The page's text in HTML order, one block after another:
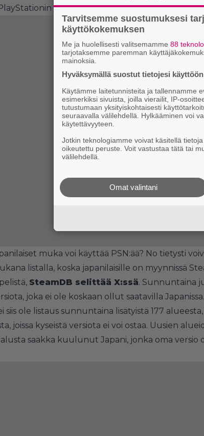
ja Sonyn kotimaa Japani.
muka voi käyttää PSN:ää? No tietysti
listalla, koska japanilaisille on myynnissä
SteamDB selittää X:ssä. Sunnuntaina
joka ei ole koskaan ollut saatavilla Japanissa.
siis ole listaus sunnuntaina lisätyistä 177
joissa kyseistä versiota ei voi ostaa. Uusien
saakka kuulunut Japani, jonka oma versio
Tarvitsemme suostumuksesi
käyttökokemuksen
Me ja huolellisesti valitsemamme 88
tarjotaksemme paremman
mainoksia.
Hyväksymällä suostut tietojesi
Käytämme laitetunnisteita ja tallennamme
esimerkiksi sivuista, joilla vierailit, IP-
tutustumaan yksityiskohtaisesti
seuraavalla välilehdellä. Hylkääminen voi
käytettävyyteen.
Jotkin teknologiamme voivat käsitellä
oikeutettu peruste. Voit vastustaa tätä tai
välilehdellä.
Omat valintani